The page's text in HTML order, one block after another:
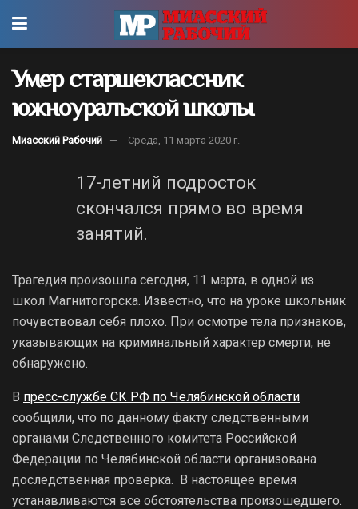
Умер старшеклассник
южноуральской школы
Миасский Рабочий Среда, 11 марта 2020 г.
17-летний подросток
скончался прямо во время
занятий.
Трагедия произошла сегодня, 11 марта, в одной из
школ Магнитогорска. Известно, что на уроке школьник
почувствовал себя плохо. При осмотре тела признаков,
указывающих на криминальный характер смерти, не
обнаружено.
В пресс-службе СК РФ по Челябинской области
сообщили, что по данному факту следственными
органами Следственного комитета Российской
Федерации по Челябинской области организована
доследственная проверка. В настоящее время
устанавливаются все обстоятельства произошедшего.